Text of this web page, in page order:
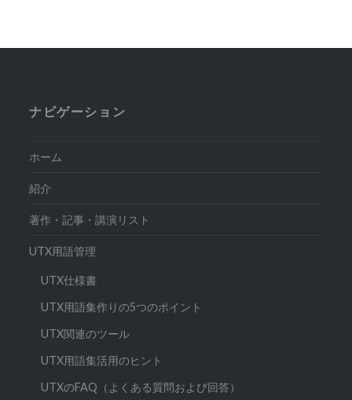
ナビゲーション
ホーム
紹介
著作・記事・講演リスト
UTX用語管理
UTX仕様書
UTX用語集作りの5つのポイント
UTX関連のツール
UTX用語集活用のヒント
UTXのFAQ（よくある質問および回答）